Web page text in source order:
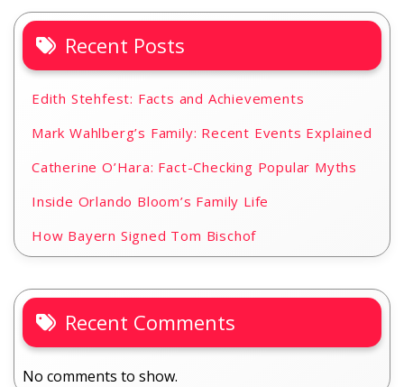
Recent Posts
Edith Stehfest: Facts and Achievements
Mark Wahlberg’s Family: Recent Events Explained
Catherine O’Hara: Fact-Checking Popular Myths
Inside Orlando Bloom’s Family Life
How Bayern Signed Tom Bischof
Recent Comments
No comments to show.